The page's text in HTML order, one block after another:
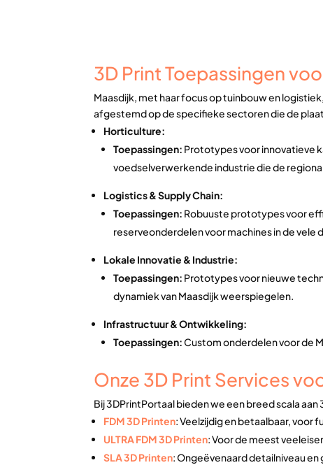
3D Print Toepassingen
Maasdijk, met haar focus op tuinbouw en
afgestemd op de specifieke sectoren die de
Horticulture:
Toepassingen: Prototypes voor innovatieve
voedselverwerkende industrie die de
Logistics & Supply Chain:
Toepassingen: Robuuste prototypes voor
reserveonderdelen voor machines in de
Lokale Innovatie & Industrie:
Toepassingen: Prototypes voor nieuwe
dynamiek van Maasdijk weerspiegelen.
Infrastructuur & Ontwikkeling:
Toepassingen:Custom onderdelen voor de
Onze 3D Print Services
Bij 3DPrintPortaal bieden we een breed scala
FDM 3D Printen: Veelzijdig en betaalbaar, voor
ULTRA FDM 3D Printen: Voor de meest
SLA 3D Printen: Ongeëvenaard detailniveau